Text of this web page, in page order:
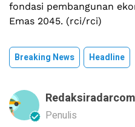
fondasi pembangunan
Emas 2045. (rci/rci)
Breaking News Headline
Redaksiradarcom
Penulis